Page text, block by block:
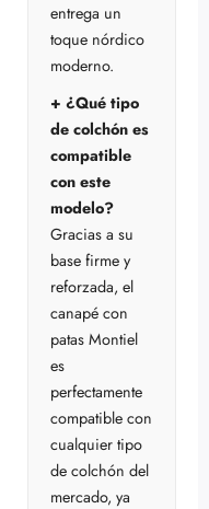
entrega un
toque nórdico
moderno.
+ ¿Qué tipo
de colchón es
compatible
con este
modelo?
Gracias a su
base firme y
reforzada, el
canapé con
patas Montiel
es
perfectamente
compatible con
cualquier tipo
de colchón del
mercado, ya